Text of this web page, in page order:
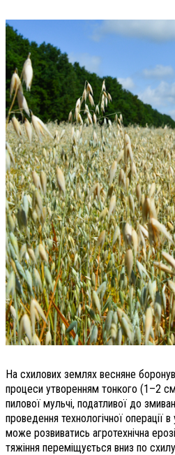
На схилових землях весняне
процеси утворенням тонкого (1–2
пилової мульчі, податливої до
проведення технологічної операції
може розвиватись агротехнічна
тяжіння переміщується вниз по